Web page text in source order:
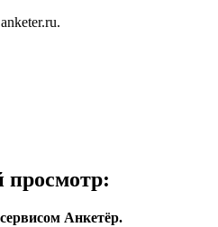
просмотр:
Анкетёр.